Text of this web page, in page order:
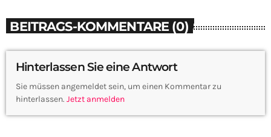
BEITRAGS-KOMMENTARE (0)
Hinterlassen Sie eine Antwort
Sie müssen angemeldet sein, um einen Kommentar zu
hinterlassen. Jetzt anmelden